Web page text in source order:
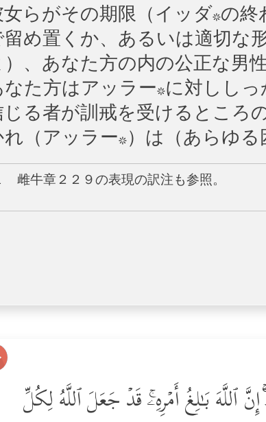
らがその期限（イッダ*の
め置くか、あるいは適切な
）、あなた方の内の公正な男
た方はアッラー*に対しし
る者が訓戒を受けるところ
（アッラー*）は（あらゆる
雌牛章２２９の表現の訳注も参照。
بَـٰلِغُ أَمۡرِهِۦۚ قَدۡ جَعَلَ ٱللَّهُ لِكُلِّ